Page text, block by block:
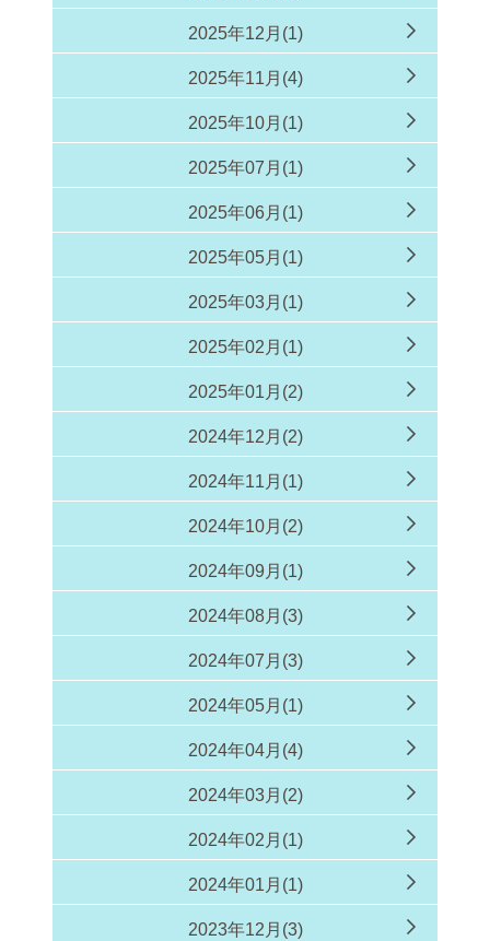
2025年12月(1)
2025年11月(4)
2025年10月(1)
2025年07月(1)
2025年06月(1)
2025年05月(1)
2025年03月(1)
2025年02月(1)
2025年01月(2)
2024年12月(2)
2024年11月(1)
2024年10月(2)
2024年09月(1)
2024年08月(3)
2024年07月(3)
2024年05月(1)
2024年04月(4)
2024年03月(2)
2024年02月(1)
2024年01月(1)
2023年12月(3)